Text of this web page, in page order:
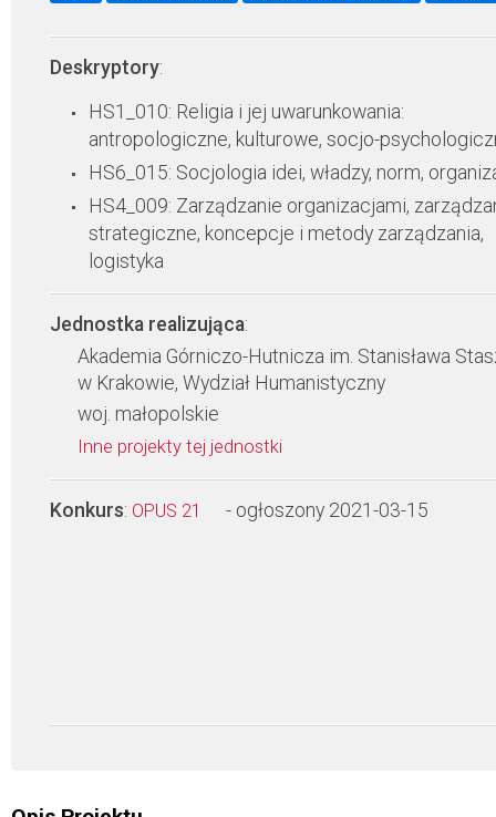
Deskryptory:
HS1_010: Religia i jej uwarunkowania:
antropologiczne, kulturowe, socjo-
HS6_015: Socjologia idei, władzy, norm,
HS4_009: Zarządzanie organizacjami,
strategiczne, koncepcje i metody zarządzania,
logistyka
Jednostka realizująca:
Akademia Górniczo-Hutnicza im. Stanisława
w Krakowie, Wydział Humanistyczny
woj. małopolskie
Inne projekty tej jednostki
Konkurs: OPUS 21 - ogłoszony 2021-03-15